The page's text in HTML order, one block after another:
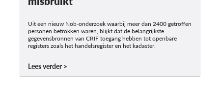
Uit een nieuw Nob-onderzoek waarbij meer dan 2400 getroffen
personen betrokken waren, blijkt dat de belangrijkste
gegevensbronnen van CRIF toegang hebben tot openbare
registers zoals het handelsregister en het kadaster.
Lees verder